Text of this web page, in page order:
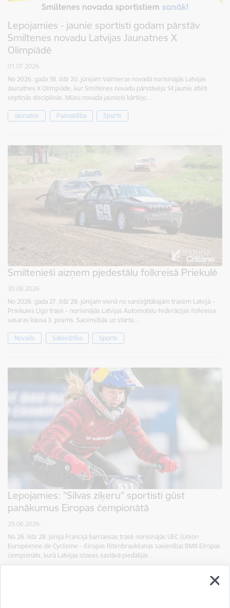
Lepojamies - jaunie sportisti godam pārstāv
Smiltenes novadu Latvijas Jaunatnes X
Olimpiādē
01.07.2026.
No 2026. gada 18. līdz 20. jūnijam Valmieras novadā norisinājās Latvijas
Jaunatnes X Olimpiāde, kur Smiltenes novadu pārstāvēja 14 jaunie atlēti
septiņās disciplīnās. Mūsu novada jaunieši kārtējo…
Jaunatne Pašvaldība Sports
Smiltenieši aizņem pjedestālu folkreisā Priekulē
30.06.2026.
No 2026. gada 27. līdz 28. jūnijam vienā no sarežģītākajām trasēm Latvijā –
Priekules Līgo trasē – norisinājās Latvijas Automobiļu federācijas folkreisa
vasaras kausa 3. posms. Sacensībās uz starta…
Novads Sabiedrība Sports
Lepojamies: "Silvas ziķeru" sportisti gūst
panākumus Eiropas čempionātā
29.06.2026.
No 26. līdz 28. jūnijā Francijā Sarriansas trasē norisinājās UEC (Union
Européenne de Cyclisme – Eiropas Riteņbraukšanas savienība) BMX Eiropas
čempionāts, kurā Latvijas izlases sastāvā piedalījās…